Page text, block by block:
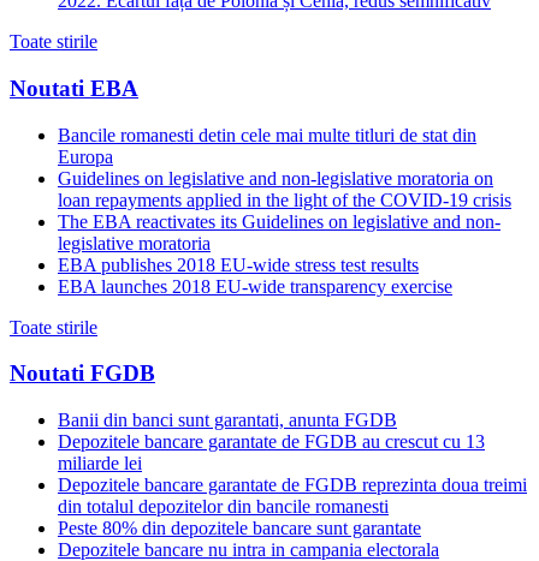
Toate stirile
Noutati EBA
Bancile romanesti detin cele mai multe titluri de stat din
Europa
Guidelines on legislative and non-legislative moratoria on
loan repayments applied in the light of the COVID-19 crisis
The EBA reactivates its Guidelines on legislative and non-
legislative moratoria
EBA publishes 2018 EU-wide stress test results
EBA launches 2018 EU-wide transparency exercise
Toate stirile
Noutati FGDB
Banii din banci sunt garantati, anunta FGDB
Depozitele bancare garantate de FGDB au crescut cu 13
miliarde lei
Depozitele bancare garantate de FGDB reprezinta doua treimi
din totalul depozitelor din bancile romanesti
Peste 80% din depozitele bancare sunt garantate
Depozitele bancare nu intra in campania electorala